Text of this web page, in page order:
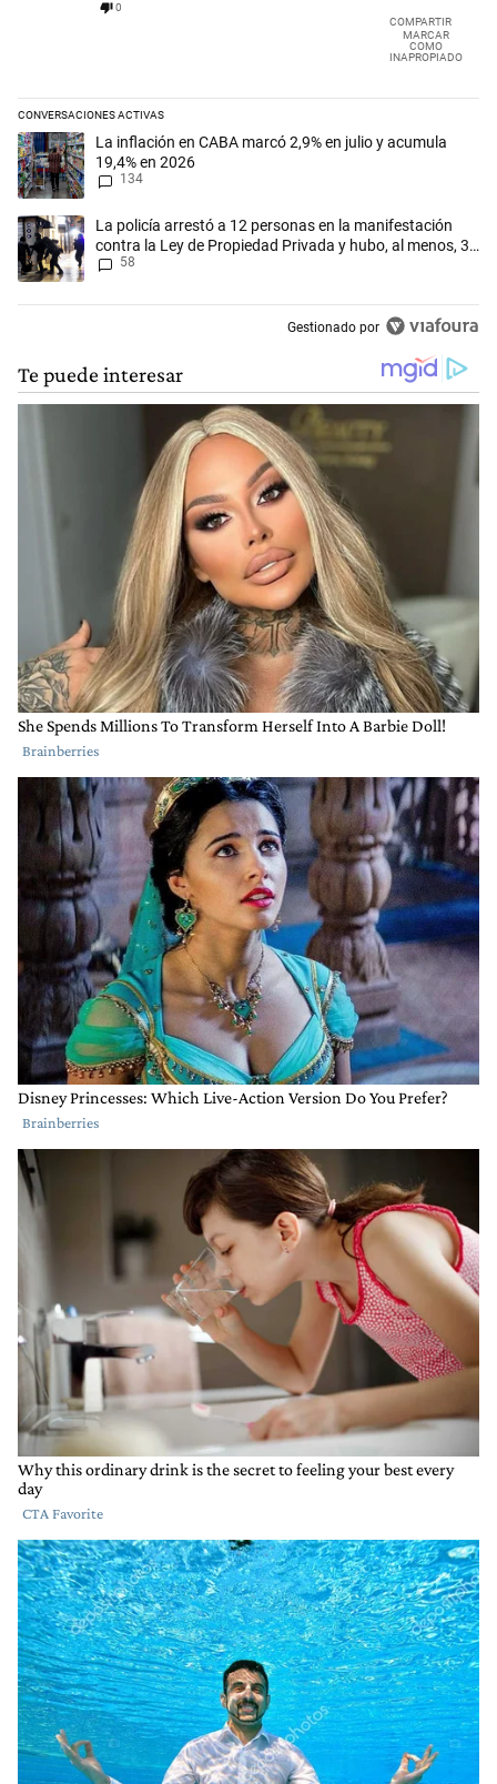
0
COMPARTIR
MARCAR
COMO
INAPROPIADO
CONVERSACIONES ACTIVAS
Este listado muestra los artículos con más comentarios en los
Un artículo de tendencia con el título "La inflación en CABA marcó
La inflación en CABA marcó 2,9% en julio y acumula
19,4% en 2026
134
Un artículo de tendencia con el título "La policía arrestó a 12
La policía arrestó a 12 personas en la manifestación
contra la Ley de Propiedad Privada y hubo, al menos, 3
agentes heridos
58
Gestionado por